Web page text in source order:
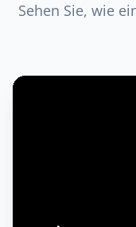
Sehen Sie, wie